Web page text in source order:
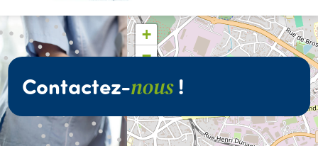
Contactez-nous!
+
−